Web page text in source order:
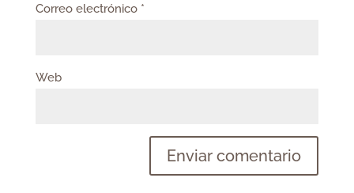
Correo electrónico *
Web